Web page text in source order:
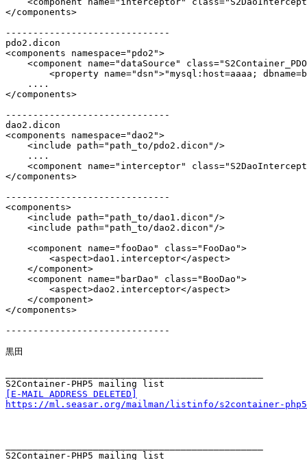
</components>
------------------------------
pdo2.dicon
<components namespace="pdo2">
<component name="dataSource"
<property name="dsn">"mysql:host=aaaa;
    ....
</components>
------------------------------
dao2.dicon
<components namespace="dao2">
    <include path="path_to/pdo2.dicon"/>
    ....
<component name="interceptor"
</components>
------------------------------
<components>
    <include path="path_to/dao1.dicon"/>
    <include path="path_to/dao2.dicon"/>
    <component name="fooDao" class="FooDao">
        <aspect>dao1.interceptor</aspect>
    </component>
    <component name="barDao" class="BooDao">
        <aspect>dao2.interceptor</aspect>
    </component>
</components>
------------------------------
黒田
[E-MAIL ADDRESS DELETED]
https://ml.seasar.org/mailman/listinfo/s2container-php5